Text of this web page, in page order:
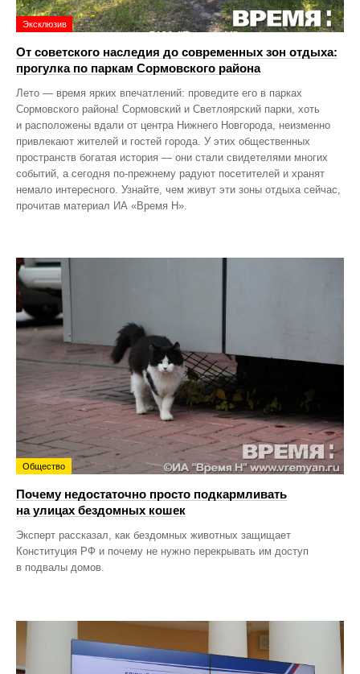
Эксклюзив
От советского наследия до современных зон отдыха:
прогулка по паркам Сормовского района
Лето — время ярких впечатлений: проведите его в парках
Сормовского района! Сормовский и Светлоярский парки, хоть
и расположены вдали от центра Нижнего Новгорода, неизменно
привлекают жителей и гостей города. У этих общественных
пространств богатая история — они стали свидетелями многих
событий, а сегодня по‑прежнему радуют посетителей и хранят
немало интересного. Узнайте, чем живут эти зоны отдыха сейчас,
прочитав материал ИА «Время Н».
Общество
Почему недостаточно просто подкармливать
на улицах бездомных кошек
Эксперт рассказал, как бездомных животных защищает
Конституция РФ и почему не нужно перекрывать им доступ
в подвалы домов.